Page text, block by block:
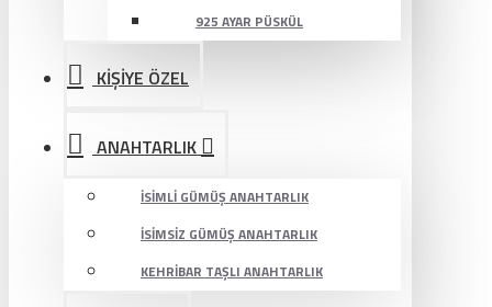
925 AYAR PÜSKÜL
KİŞİYE ÖZEL
ANAHTARLIK
İSIMLI GÜMÜŞ ANAHTARLIK
İSIMSIZ GÜMÜŞ ANAHTARLIK
KEHRIBAR TAŞLI ANAHTARLIK